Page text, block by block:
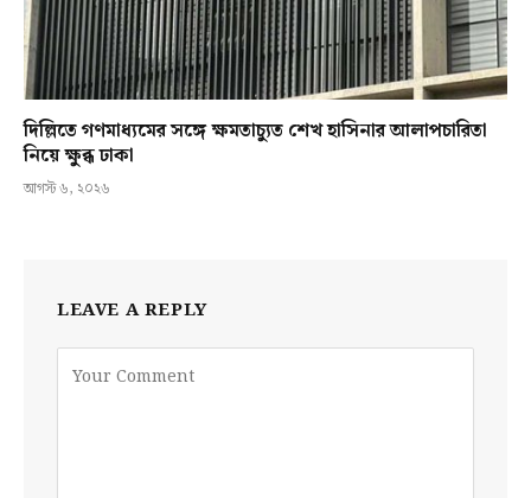
দিল্লিতে গণমাধ্যমের সঙ্গে ক্ষমতাচ্যুত শেখ হাসিনার আলাপচারিতা
নিয়ে ক্ষুব্ধ ঢাকা
আগস্ট ৬, ২০২৬
LEAVE A REPLY